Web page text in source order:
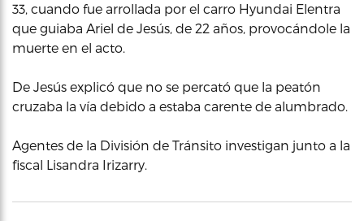
33, cuando fue arrollada por el carro Hyundai Elentra
que guiaba Ariel de Jesús, de 22 años, provocándole la
muerte en el acto.
De Jesús explicó que no se percató que la peatón
cruzaba la vía debido a estaba carente de alumbrado.
Agentes de la División de Tránsito investigan junto a la
fiscal Lisandra Irizarry.